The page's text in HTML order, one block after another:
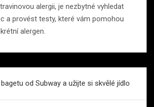
alergii, je nezbytné vyhledat
a provést testy, které vám pomohou
alergen.
od Subway a užijte si skvělé jídlo